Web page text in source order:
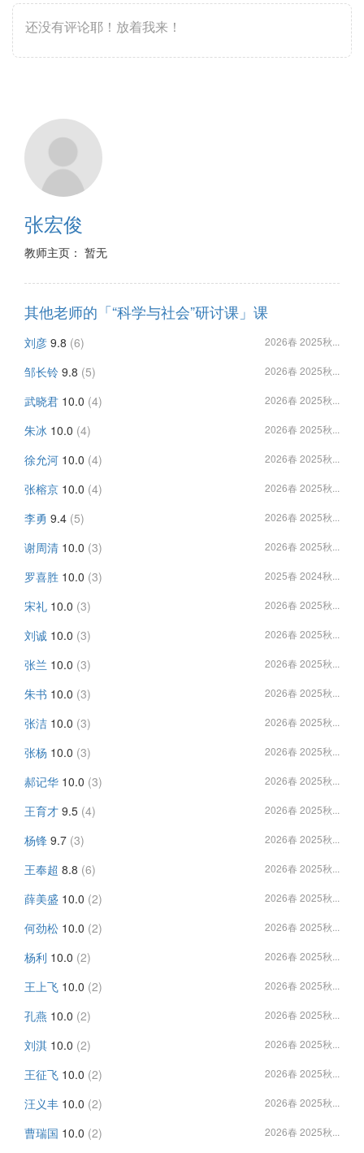
还没有评论耶！放着我来！
张宏俊
教师主页： 暂无
其他老师的「“科学与社会”研讨课」课
刘彦 9.8 (6) 2026春 2025秋...
邹长铃 9.8 (5) 2026春 2025秋...
武晓君 10.0 (4) 2026春 2025秋...
朱冰 10.0 (4) 2026春 2025秋...
徐允河 10.0 (4) 2026春 2025秋...
张榕京 10.0 (4) 2026春 2025秋...
李勇 9.4 (5) 2026春 2025秋...
谢周清 10.0 (3) 2026春 2025秋...
罗喜胜 10.0 (3) 2025春 2024秋...
宋礼 10.0 (3) 2026春 2025秋...
刘诚 10.0 (3) 2026春 2025秋...
张兰 10.0 (3) 2026春 2025秋...
朱书 10.0 (3) 2026春 2025秋...
张洁 10.0 (3) 2026春 2025秋...
张杨 10.0 (3) 2026春 2025秋...
郝记华 10.0 (3) 2026春 2025秋...
王育才 9.5 (4) 2026春 2025秋...
杨锋 9.7 (3) 2026春 2025秋...
王奉超 8.8 (6) 2026春 2025秋...
薛美盛 10.0 (2) 2026春 2025秋...
何劲松 10.0 (2) 2026春 2025秋...
杨利 10.0 (2) 2026春 2025秋...
王上飞 10.0 (2) 2026春 2025秋...
孔燕 10.0 (2) 2026春 2025秋...
刘淇 10.0 (2) 2026春 2025秋...
王征飞 10.0 (2) 2026春 2025秋...
汪义丰 10.0 (2) 2026春 2025秋...
曹瑞国 10.0 (2) 2026春 2025秋...